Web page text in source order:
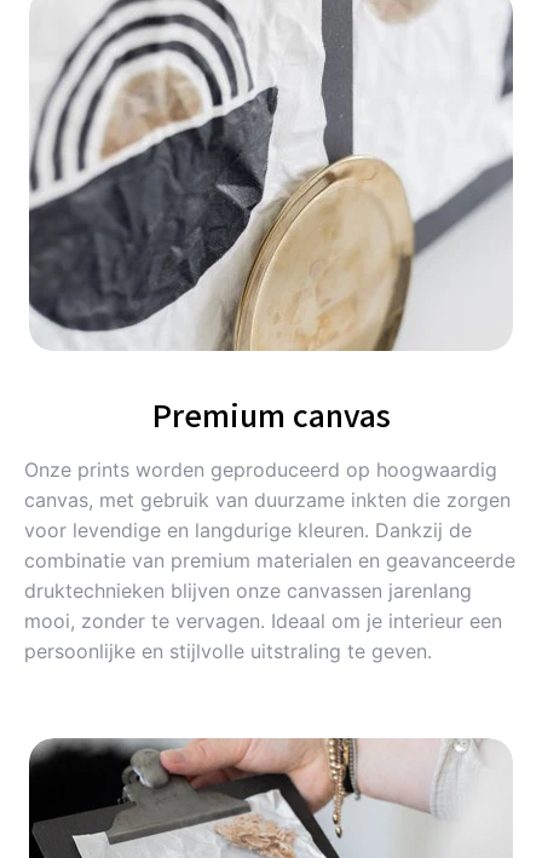
Premium canvas
Onze prints worden geproduceerd op hoogwaardig
canvas, met gebruik van duurzame inkten die zorgen
voor levendige en langdurige kleuren. Dankzij de
combinatie van premium materialen en geavanceerde
druktechnieken blijven onze canvassen jarenlang
mooi, zonder te vervagen. Ideaal om je interieur een
persoonlijke en stijlvolle uitstraling te geven.